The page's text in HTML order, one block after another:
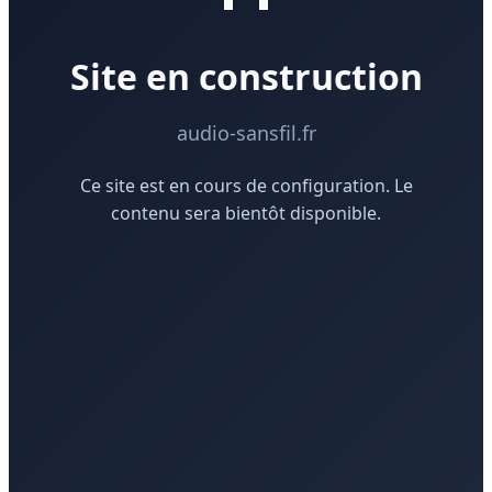
Site en construction
audio-sansfil.fr
Ce site est en cours de configuration. Le
contenu sera bientôt disponible.